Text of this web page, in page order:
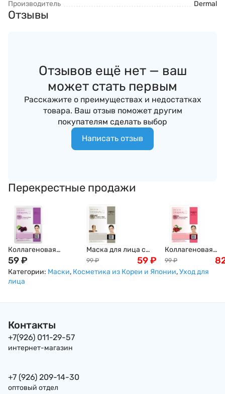
Производитель
Dermal
Отзывы
Отзывов ещё нет — ваш
может стать первым
Расскажите о преимуществах и недостатках
товара. Ваш отзыв поможет другим
покупателям сделать выбор
Написать отзыв
Перекрестные продажи
Коллагеновая
маска Dermal для
лица Виноград и
коллаген, 23г
59₽
Маска для лица с
коллагеном и ядом
Храмовой гадюки
Dermal Syn-ake
99 ₽ 59₽
Коллагеновая
маска Collagen
Essence Mask с
99 ₽
Категории: Маски, Косметика из Кореи и Японии,Уход для
лица
Контакты
+7(926) 011-29-57
интернет-магазин
+7 (926) 209-14-30
оптовый отдел